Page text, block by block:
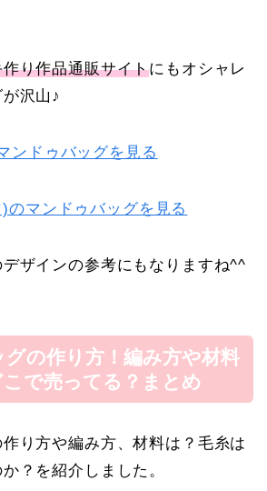
り作品通販サイトにもオシャレ
沢山♪
ンドゥバッグを見る
のマンドゥバッグを見る
ザインの参考にもなりますね^^
の作り方！編み方や材料
で売ってる？まとめ
り方や編み方、材料は？毛糸は
？を紹介しました。